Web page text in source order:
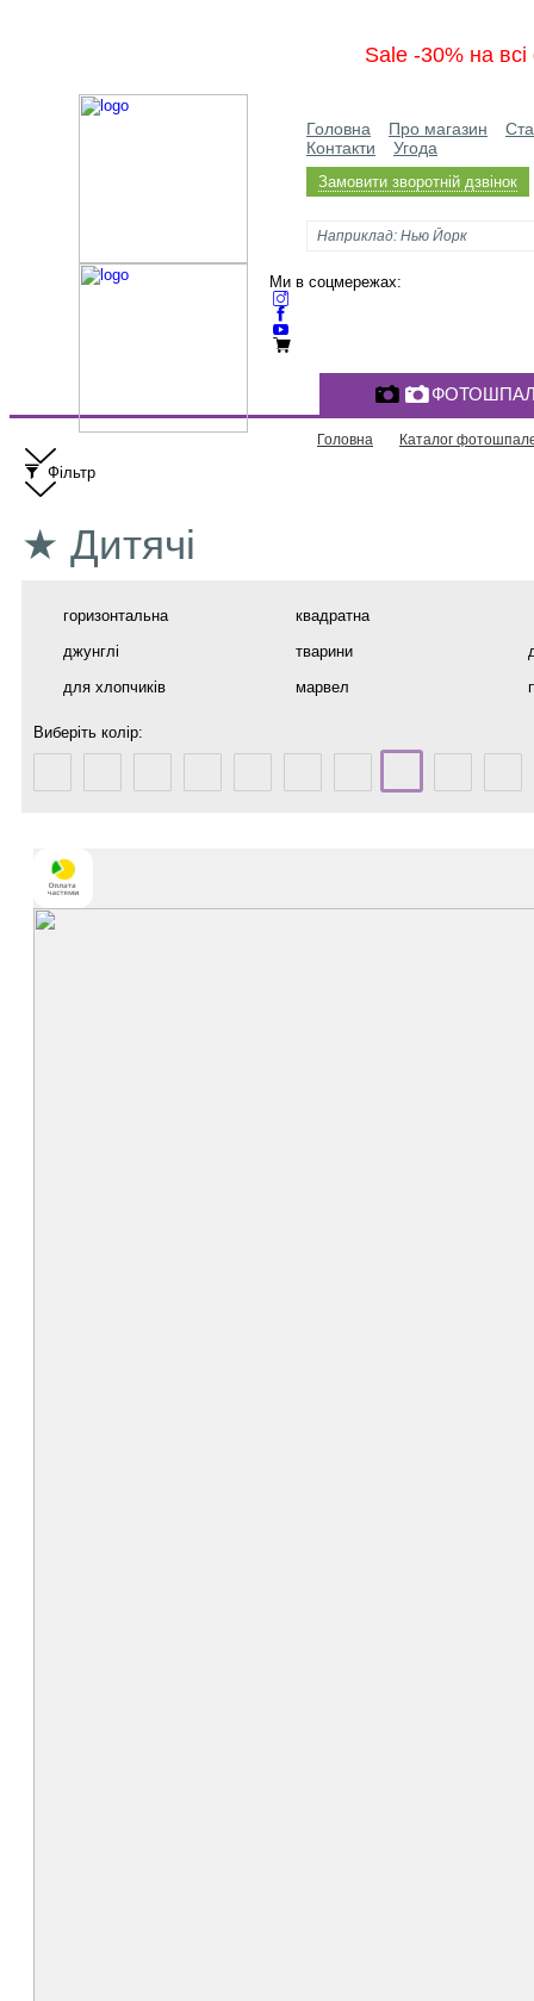
Sale -30% на
Головна Про магазин
Контакти
Угода
Замовити зворотній дзвінок
Ми в соцмережах:
Головна Каталог
Фільтр
★ Дитячі
горизонтальна
квадратна
джунглі
тварини
для хлопчиків
марвел
Виберіть колір: